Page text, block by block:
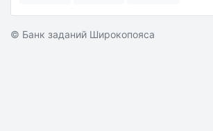
© Банк заданий Широкопояса